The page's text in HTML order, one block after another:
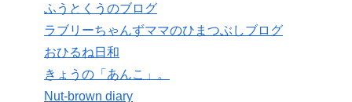
ふうとくうのブログ
ラブリーちゃんずママのひまつぶしブログ
おひるね日和
きょうの「あんこ」。
Nut-brown diary